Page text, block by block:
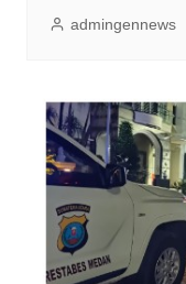
admingennews